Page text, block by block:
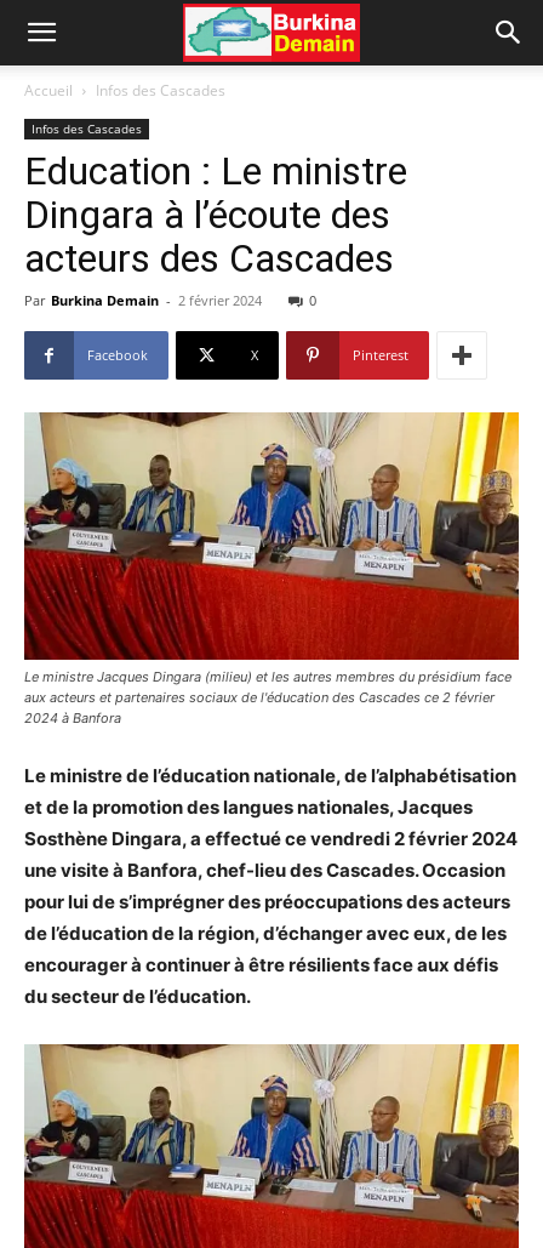
Accueil Infos des Cascades
Infos des Cascades
Education : Le ministre
Dingara à l’écoute des
acteurs des Cascades
Par Burkina Demain - 2 février 2024 0
Facebook X Pinterest
Le ministre Jacques Dingara (milieu) et les autres membres du présidium face
aux acteurs et partenaires sociaux de l'éducation des Cascades ce 2 février
2024 à Banfora
Le ministre de l’éducation nationale, de l’alphabétisation
et de la promotion des langues nationales, Jacques
Sosthène Dingara, a effectué ce vendredi 2 février 2024
une visite à Banfora, chef-lieu des Cascades. Occasion
pour lui de s’imprégner des préoccupations des acteurs
de l’éducation de la région, d’échanger avec eux, de les
encourager à continuer à être résilients face aux défis
du secteur de l’éducation.